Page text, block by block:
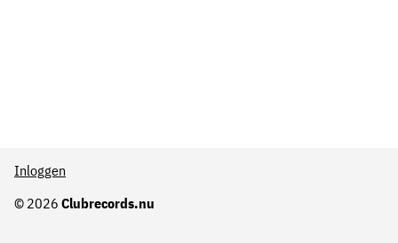
© 2026 Clubrecords.nu
Inloggen